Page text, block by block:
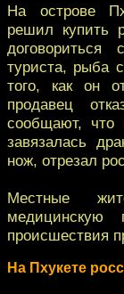
На острове
решил купить
туриста, рыба
того, как он
продавец
сообщают, что
завязалась
нож, отрезал
Местные
происшествия
На Пхукете